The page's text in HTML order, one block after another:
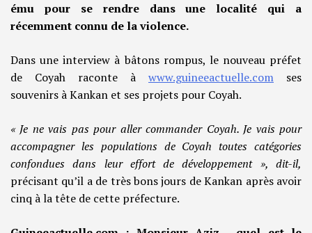
ému pour se rendre dans une localité qui a
récemment connu de la violence.
Dans une interview à bâtons rompus, le nouveau préfet
de Coyah raconte à www.guineeactuelle.com ses
souvenirs à Kankan et ses projets pour Coyah.
« Je ne vais pas pour aller commander Coyah. Je vais pour
accompagner les populations de Coyah toutes catégories
confondues dans leur effort de développement », dit-il,
précisant qu’il a de très bons jours de Kankan après avoir
cinq à la tête de cette préfecture.